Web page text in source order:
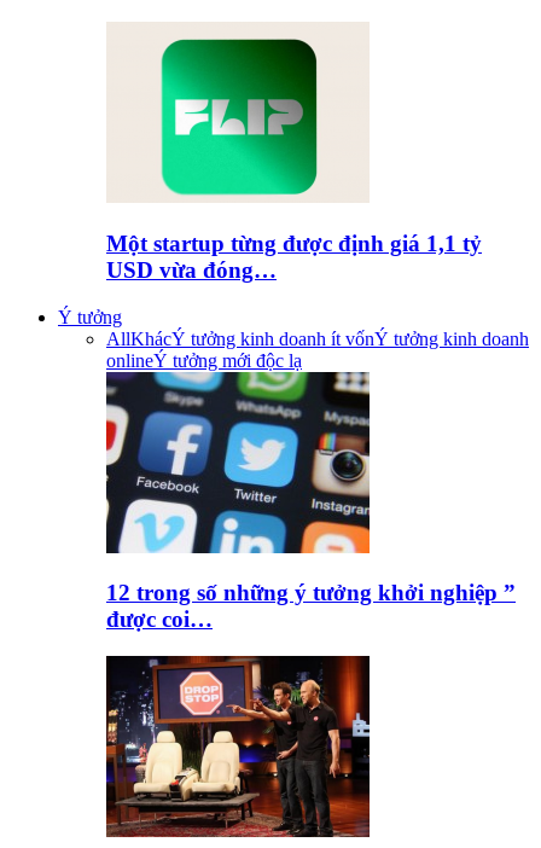
Một startup từng được định giá 1,1 tỷ
USD vừa đóng…
Ý tưởng
AllKhácÝ tưởng kinh doanh ít vốnÝ tưởng kinh doanh
onlineÝ tưởng mới độc lạ
12 trong số những ý tưởng khởi nghiệp ”
được coi…